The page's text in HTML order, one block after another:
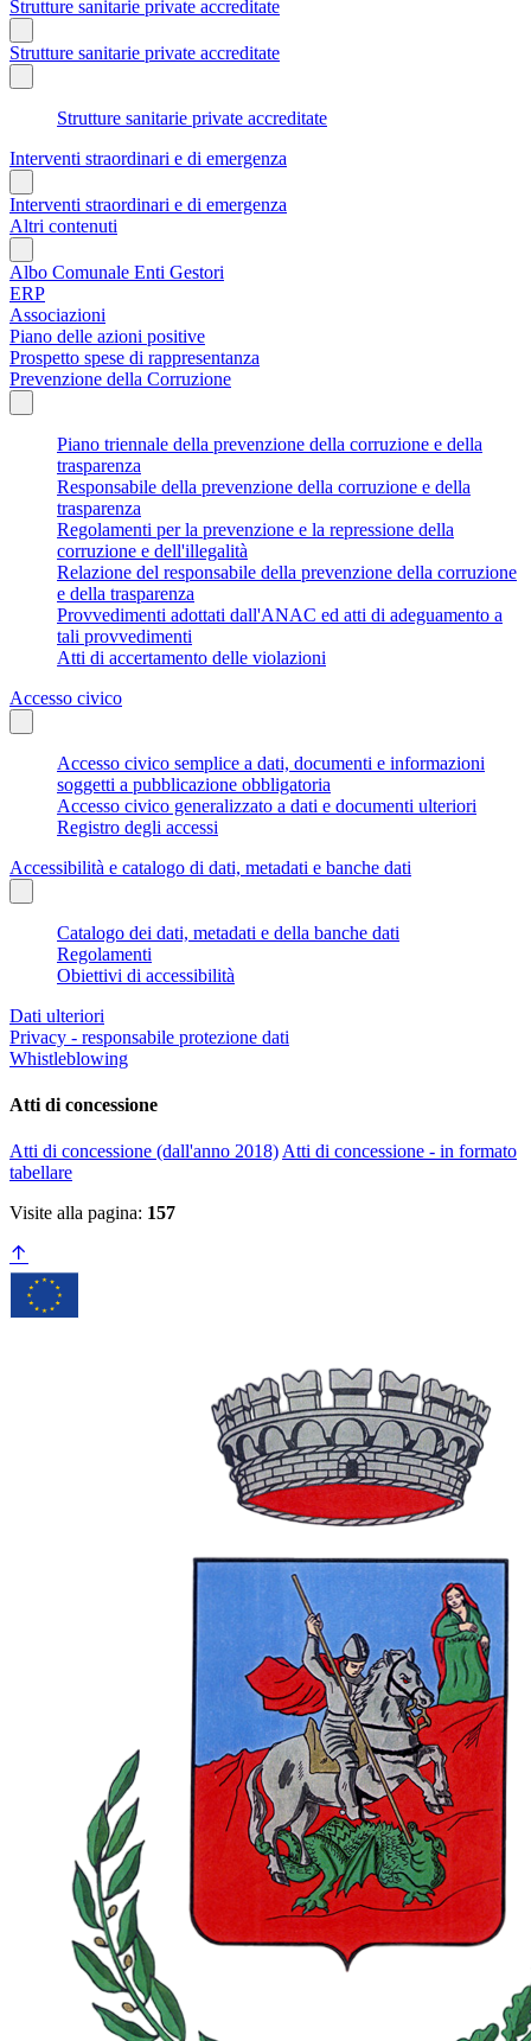
Strutture sanitarie private accreditate
Strutture sanitarie private accreditate
Strutture sanitarie private accreditate
Interventi straordinari e di emergenza
Interventi straordinari e di emergenza
Altri contenuti
Albo Comunale Enti Gestori
ERP
Associazioni
Piano delle azioni positive
Prospetto spese di rappresentanza
Prevenzione della Corruzione
Piano triennale della prevenzione della corruzione e della
trasparenza
Responsabile della prevenzione della corruzione e della
trasparenza
Regolamenti per la prevenzione e la repressione della
corruzione e dell'illegalità
Relazione del responsabile della prevenzione della corruzione
e della trasparenza
Provvedimenti adottati dall'ANAC ed atti di adeguamento a
tali provvedimenti
Atti di accertamento delle violazioni
Accesso civico
Accesso civico semplice a dati, documenti e informazioni
soggetti a pubblicazione obbligatoria
Accesso civico generalizzato a dati e documenti ulteriori
Registro degli accessi
Accessibilità e catalogo di dati, metadati e banche dati
Catalogo dei dati, metadati e della banche dati
Regolamenti
Obiettivi di accessibilità
Dati ulteriori
Privacy - responsabile protezione dati
Whistleblowing
Atti di concessione
Atti di concessione (dall'anno 2018) Atti di concessione - in formato
tabellare
Visite alla pagina: 157